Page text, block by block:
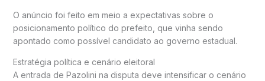
O anúncio foi feito em meio a expectativas sobre o
posicionamento político do prefeito, que vinha sendo
apontado como possível candidato ao governo estadual.
Estratégia política e cenário eleitoral
A entrada de Pazolini na disputa deve intensificar o cenário